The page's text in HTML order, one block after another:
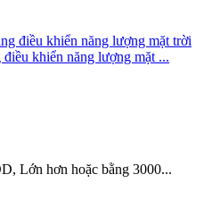
khiển năng lượng mặt ...
Lớn hơn hoặc bằng 3000...